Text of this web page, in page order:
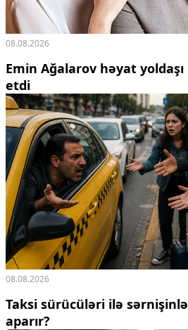
08.08.2026
Emin Ağalarov həyat yoldaşı
etdi
08.08.2026
Taksi sürücüləri ilə
aparır?